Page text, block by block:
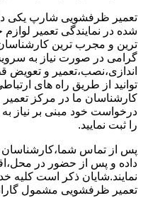
تعمیر ظرفشویی شارپ یکی
شده در نمایندگی تعمیر
ترین و مجرب ترین
گرامی در صورت نیاز به
اندازی،نصب،تعمیر و
توانید از طریق راه های
کارشناسان ما در مرکز تعمیر
درخواست خود مبنی بر
را ثبت نمایید.
پس از تماس شما،کارشناسان
داده و پس از حضور در
نمایند.شایان ذکر است کلیه
تعمیر ظرفشویی مشمول